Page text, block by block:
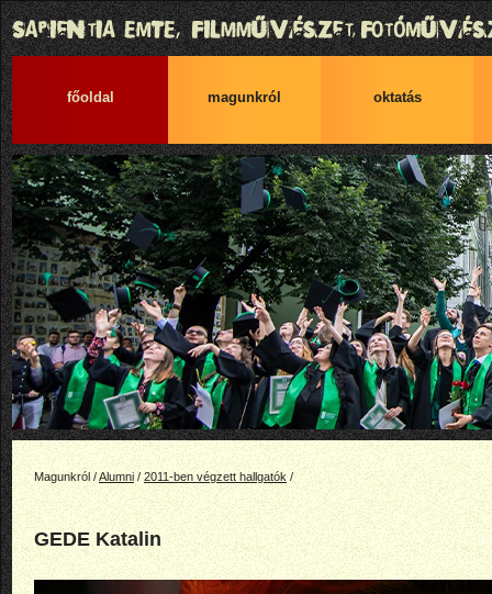
főoldal magunkról oktatás
Magunkról /Alumni/2011-ben végzett hallgatók/
GEDE Katalin